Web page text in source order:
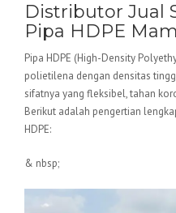
Distributor Jual
Pipa HDPE
Pipa HDPE (High-Density
polietilena dengan densitas
sifatnya yang fleksibel, tahan
Berikut adalah pengertian
HDPE:
& nbsp;